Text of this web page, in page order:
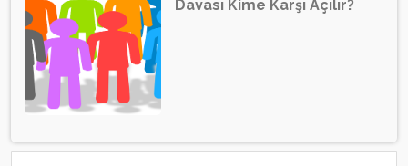
Davası Kime Karşı Açılır?